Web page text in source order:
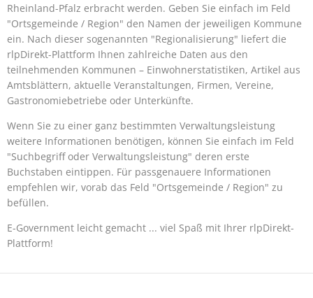
Rheinland-Pfalz erbracht werden. Geben Sie einfach im Feld
"Ortsgemeinde / Region" den Namen der jeweiligen Kommune
ein. Nach dieser sogenannten "Regionalisierung" liefert die
rlpDirekt-Plattform Ihnen zahlreiche Daten aus den
teilnehmenden Kommunen – Einwohnerstatistiken, Artikel aus
Amtsblättern, aktuelle Veranstaltungen, Firmen, Vereine,
Gastronomiebetriebe oder Unterkünfte.
Wenn Sie zu einer ganz bestimmten Verwaltungsleistung
weitere Informationen benötigen, können Sie einfach im Feld
"Suchbegriff oder Verwaltungsleistung" deren erste
Buchstaben eintippen. Für passgenauere Informationen
empfehlen wir, vorab das Feld "Ortsgemeinde / Region" zu
befüllen.
E-Government leicht gemacht ... viel Spaß mit Ihrer rlpDirekt-
Plattform!